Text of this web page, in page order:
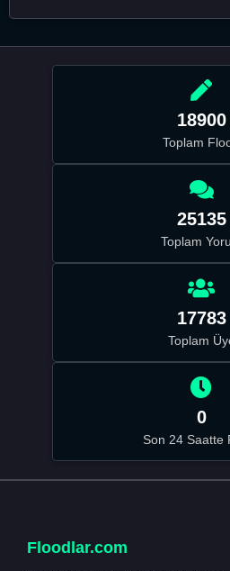
18900
Toplam
25135
Toplam
17783
Toplam
0
Son 24 Saatte
Floodlar.com